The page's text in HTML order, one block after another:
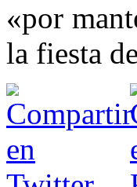
«por
la fiesta